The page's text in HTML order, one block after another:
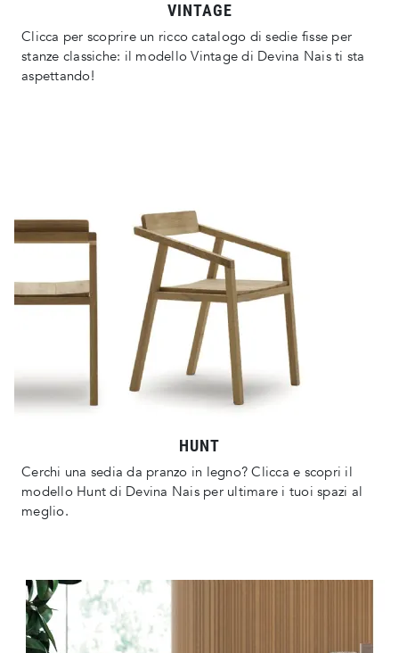
VINTAGE
Clicca per scoprire un ricco catalogo di sedie fisse per
stanze classiche: il modello Vintage di Devina Nais ti sta
aspettando!
HUNT
Cerchi una sedia da pranzo in legno? Clicca e scopri il
modello Hunt di Devina Nais per ultimare i tuoi spazi al
meglio.